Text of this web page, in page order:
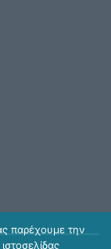
παρέχουμε την